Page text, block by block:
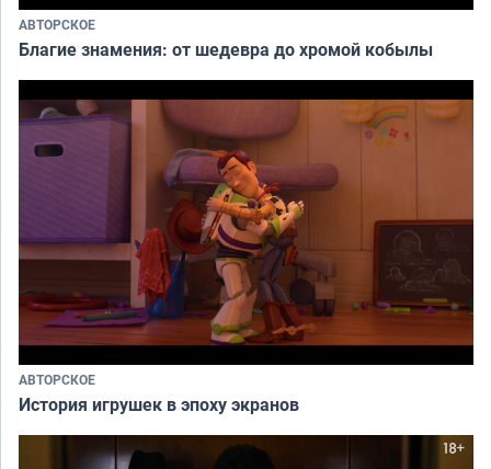
АВТОРСКОЕ
Благие знамения: от шедевра до хромой кобылы
АВТОРСКОЕ
История игрушек в эпоху экранов